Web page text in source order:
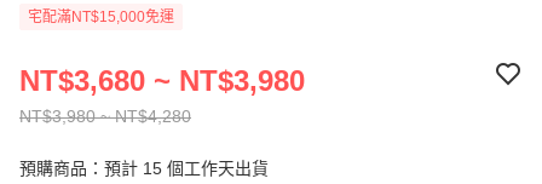
宅配滿NT$15,000免運
NT$3,980 ~ NT$4,280
NT$3,680 ~ NT$3,980
預購商品：預計 15 個工作天出貨